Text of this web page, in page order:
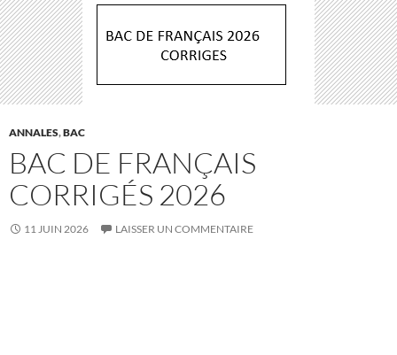
ANNALES,BAC
BAC DE FRANÇAIS
CORRIGÉS 2026
11 JUIN 2026 LAISSER UN COMMENTAIRE